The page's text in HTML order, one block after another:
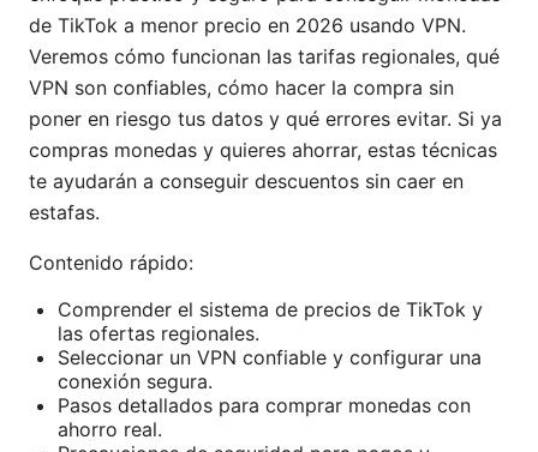
de TikTok a menor precio en 2026 usando VPN.
Veremos cómo funcionan las tarifas regionales, qué
VPN son confiables, cómo hacer la compra sin
poner en riesgo tus datos y qué errores evitar. Si ya
compras monedas y quieres ahorrar, estas técnicas
te ayudarán a conseguir descuentos sin caer en
estafas.
Contenido rápido:
Comprender el sistema de precios de TikTok y
las ofertas regionales.
Seleccionar un VPN confiable y configurar una
conexión segura.
Pasos detallados para comprar monedas con
ahorro real.